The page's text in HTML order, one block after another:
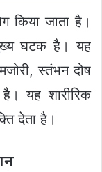
किया जाता है।
घटक है। यह
स्तंभन दोष
यह शारीरिक
देता है।